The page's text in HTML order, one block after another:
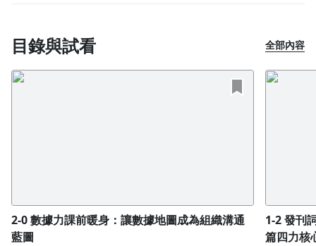
目錄與試看 全部內容
2-0 數據力課前暖身：讓數據地圖成為組織溝通
藍圖
1-2 發刊
篇四力核